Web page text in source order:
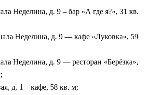
Неделина, д. 9 – бар «А где я?», 31 кв.
Неделина, д. 9 — кафе «Луковка», 59
Неделина, д. 9 — ресторан «Берёзка»,
д. 1 – кафе, 58 кв. м;